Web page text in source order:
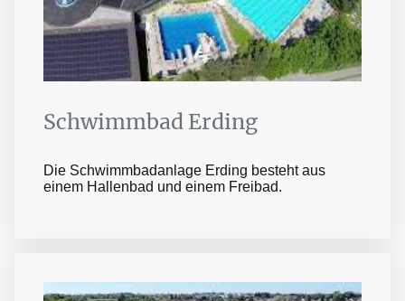
Schwimmbad Erding
Die Schwimmbadanlage Erding besteht aus
einem Hallenbad und einem Freibad.